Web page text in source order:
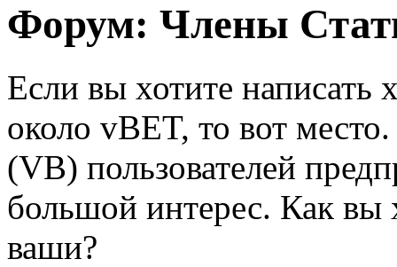
Форум: Члены
Если вы хотите
около vBET, то вот
(VB) пользователей
большой интерес. Как вы
ваши?